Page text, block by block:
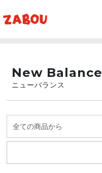
New Balance
ニューバランス